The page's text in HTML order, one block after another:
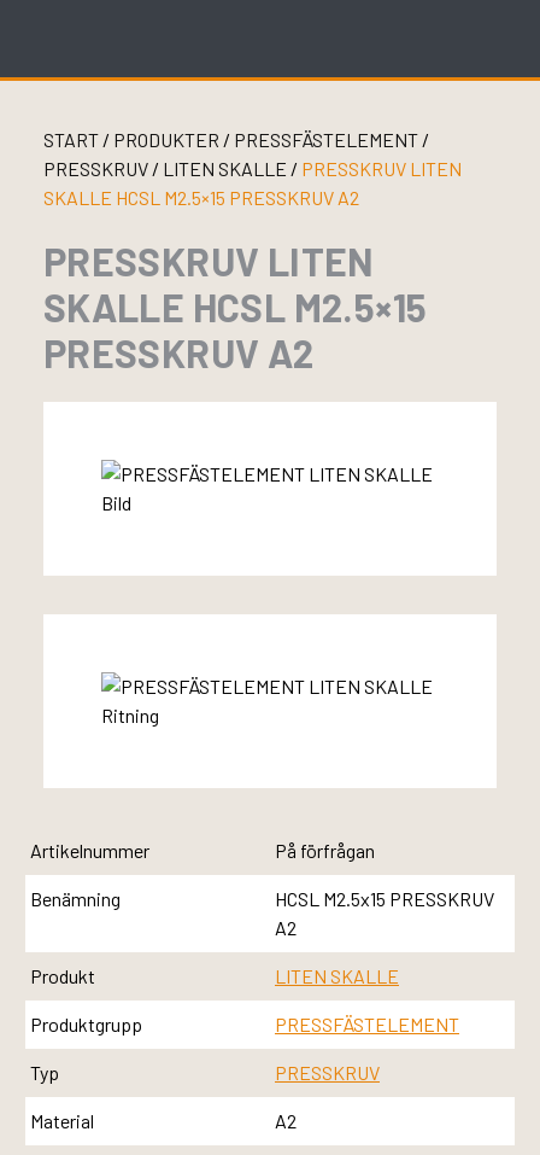
START/ PRODUKTER / PRESSFÄSTELEMENT /
PRESSKRUV / LITEN SKALLE / PRESSKRUV LITEN
SKALLE HCSL M2.5×15 PRESSKRUV A2
PRESSKRUV LITEN
SKALLE HCSL M2.5×15
PRESSKRUV A2
Artikelnummer På förfrågan
Benämning
HCSL M2.5x15 PRESSKRUV
A2
Produkt LITEN SKALLE
Produktgrupp PRESSFÄSTELEMENT
Typ PRESSKRUV
Material A2